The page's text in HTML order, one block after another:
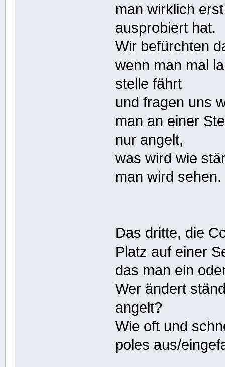
man wirklich
ausprobiert hat.
Wir befürchten
wenn man mal
stelle fährt
und fragen uns
man an einer
nur angelt,
was wird wie
man wird sehen.
Das dritte, die
Platz auf einer
das man ein
Wer ändert
angelt?
Wie oft und
poles aus/